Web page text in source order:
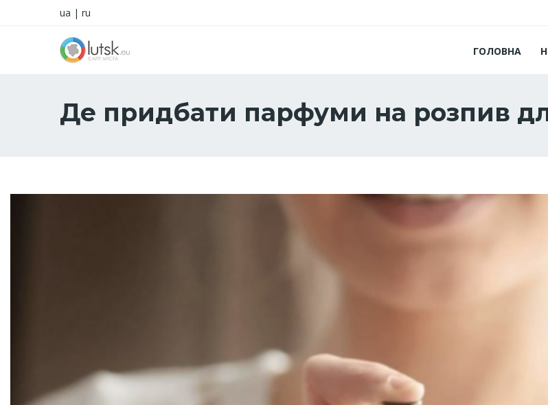
ua | ru
ГОЛОВНА
Де придбати парфуми на розпив